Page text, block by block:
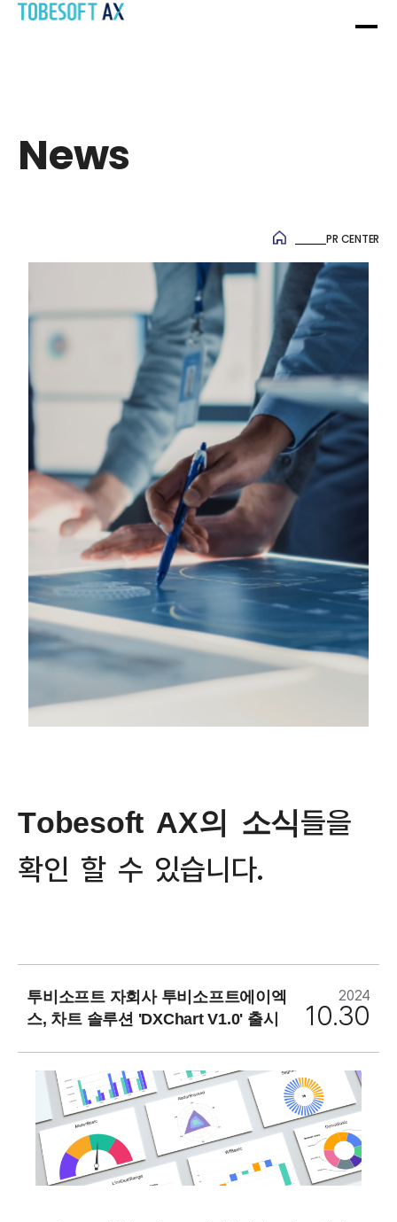
OVERVIEW
HISTORY
CEO 인사말
특허·인증
PHILOSOPHY
인재상/복리후생
오시는 길
SYSTEM SI SERVICE
WEB / APP 구축
CONVERSION SERVICE
IT OUTSOURCING
RPA PORTAL
NEWS
News
News
PR CENTER
Tobesoft AX의 소식들을
확인 할 수 있습니 다.
투비소프트 자회사 투비소프트에이엑
스, 차트 솔루션 'DXChart V1.0' 출시
2024
10.30